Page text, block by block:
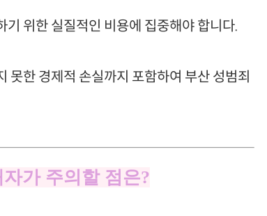
위한 실질적인 비용에 집중해야 합니다.
못한 경제적 손실까지 포함하여 부산 성범죄
가 주의할 점은?